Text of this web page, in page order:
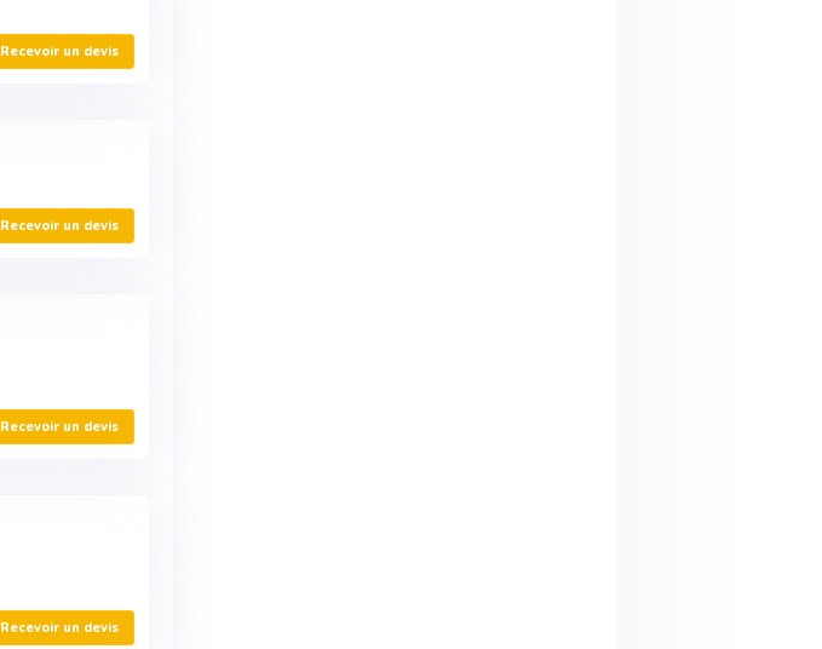
Recevoir un devis
Recevoir un devis
Recevoir un devis
Recevoir un devis